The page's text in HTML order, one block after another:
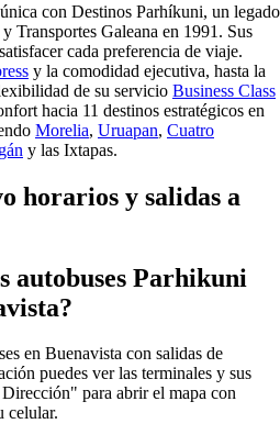
con Destinos Parhíkuni, un legado
Transportes Galeana en 1991. Sus
cada preferencia de viaje.
y la comodidad ejecutiva, hasta la
de su servicio Business Class
hacia 11 destinos estratégicos en
Morelia, Uruapan, Cuatro
y las Ixtapas.
horarios y salidas a
autobuses Parhikuni
en Buenavista con salidas de
puedes ver las terminales y sus
para abrir el mapa con
celular.